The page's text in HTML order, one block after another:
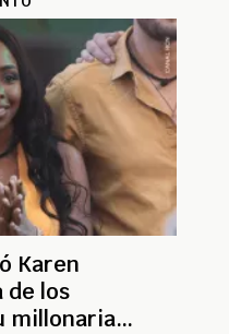
Karen
de los
millonaria